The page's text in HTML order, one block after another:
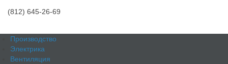
(812) 645-26-69
Производство
Электрика
Вентиляция